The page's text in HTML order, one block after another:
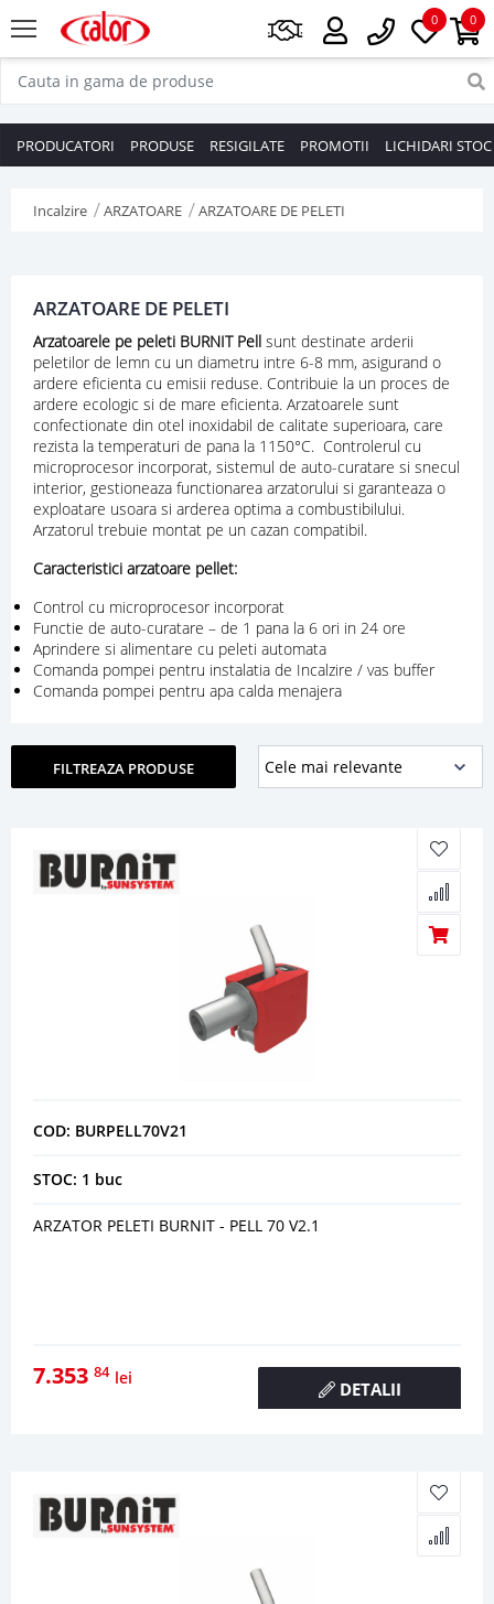
0
0
PRODUCATORI PRODUSE RESIGILATE PROMOTII LICHIDARI STOC
Incalzire ARZATOARE ARZATOARE DE PELETI
ARZATOARE DE PELETI
Arzatoarele pe peleti BURNIT Pell sunt destinate arderii
peletilor de lemn cu un diametru intre 6-8 mm, asigurand o
ardere eficienta cu emisii reduse. Contribuie la un proces de
ardere ecologic si de mare eficienta. Arzatoarele sunt
confectionate din otel inoxidabil de calitate superioara, care
rezista la temperaturi de pana la 1150°С. Controlerul cu
microprocesor incorporat, sistemul de auto-curatare si snecul
interior, gestioneaza functionarea arzatorului si garanteaza o
exploatare usoara si arderea optima a combustibilului.
Arzatorul trebuie montat pe un cazan compatibil.
Caracteristici arzatoare pellet:
Control cu microprocesor incorporat
Functie de auto-curatare – de 1 pana la 6 ori in 24 ore
Aprindere si alimentare cu peleti automata
Comanda pompei pentru instalatia de Incalzire / vas buffer
Comanda pompei pentru apa calda menajera
FILTREAZA PRODUSE
COD: BURPELL70V21
STOC: 1 buc
ARZATOR PELETI BURNIT - PELL 70 V2.1
7.353 84 lei
DETALII